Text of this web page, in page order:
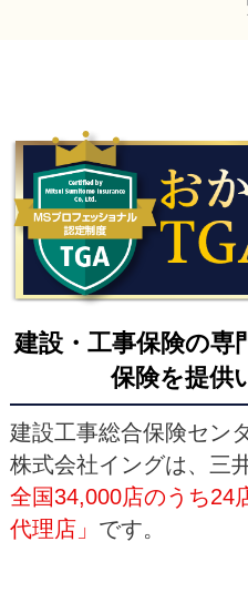
建設・工事保険の専
保険を提供
建設工事総合保険セン
株式会社イングは、三
全国34,000店のうち24
代理店」 です。